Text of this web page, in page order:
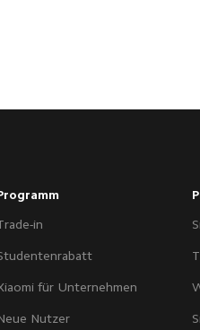
in
für Unternehmen
Nutzer